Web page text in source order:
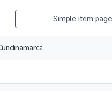
Simple item page